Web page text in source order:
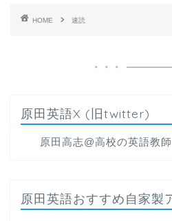
HOME 速読
原田英語X (旧twitter)
原田高志@高校の英語教
原田英語おすすめ自家製